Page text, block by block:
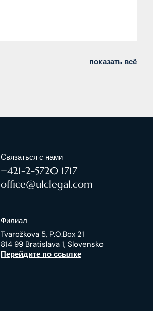
показать всё
Связаться с нами
+421-2-5720 1717
office@ulclegal.com
Филиал
Tvarožkova 5, P.O.Box 21
814 99 Bratislava 1, Slovensko
Перейдите по ссылке